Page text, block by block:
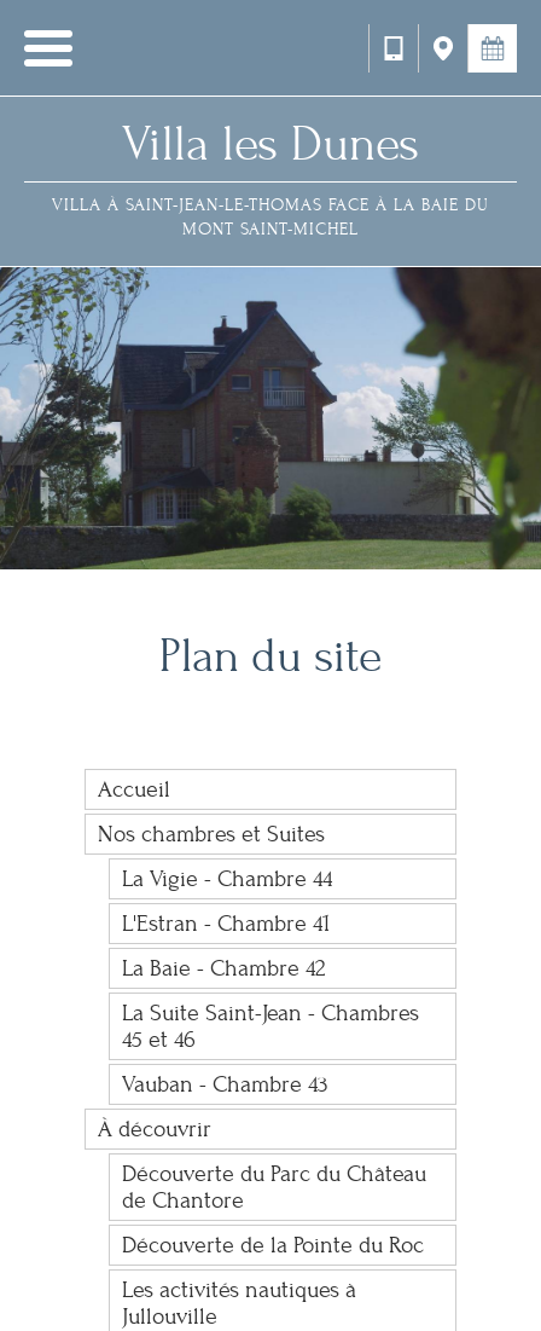
Villa les Dunes
VILLA À SAINT-JEAN-LE-THOMAS FACE À LA BAIE DU
MONT SAINT-MICHEL
Plan du site
Accueil
Nos chambres et Suites
La Vigie - Chambre 44
L'Estran - Chambre 41
La Baie - Chambre 42
La Suite Saint-Jean - Chambres
45 et 46
Vauban - Chambre 43
À découvrir
Découverte du Parc du Château
de Chantore
Découverte de la Pointe du Roc
Les activités nautiques à
Jullouville